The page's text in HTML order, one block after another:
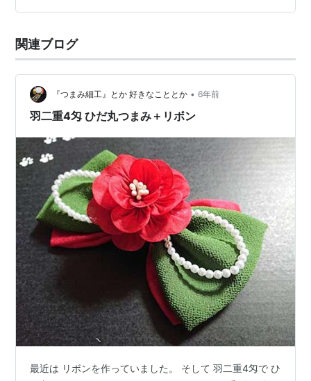
小さくカットするので避けて使ったりできるのでそこま
ットのものも十分使えると思います！ 羽二重4匁 白生地
は 94cm幅で25c…
関連ブログ
『つまみ細工』とか 好きなこととか • 6年前
羽二重4匁 ひだ丸つまみ＋リボン
最近は リボンを作っていました。 そして 羽二重4匁で ひ